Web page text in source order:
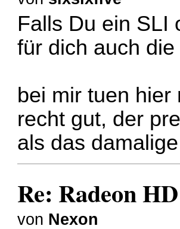
Falls Du ein SLI
für dich auch
bei mir tuen
recht gut, der
als das
Re: Radeon
von Nexon